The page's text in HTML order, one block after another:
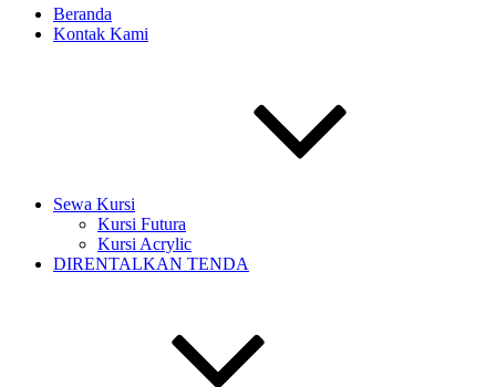
Beranda
Kontak Kami
Sewa Kursi
Kursi Futura
Kursi Acrylic
DIRENTALKAN TENDA